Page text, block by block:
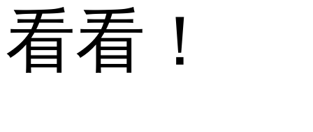
看看！